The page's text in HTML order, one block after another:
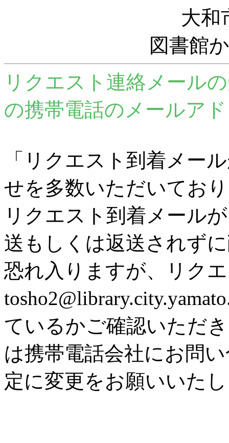
大和
図書館
リクエスト連絡メール
の携帯電話のメールア
「リクエスト到着メー
せを多数いただいてお
リクエスト到着メール
送もしくは返送されず
恐れ入りますが、リク
ているかご確認いただ
は携帯電話会社にお問
定に変更をお願いいた